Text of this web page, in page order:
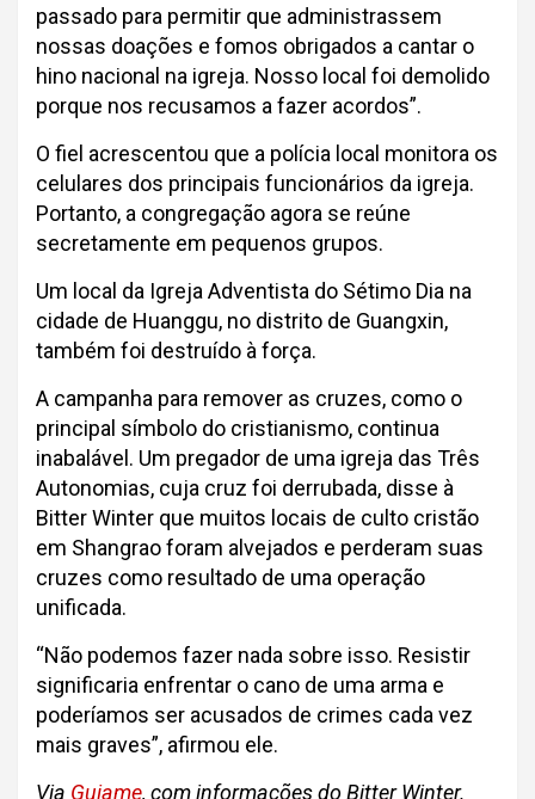
passado para permitir que administrassem
nossas doações e fomos obrigados a cantar o
hino nacional na igreja. Nosso local foi demolido
porque nos recusamos a fazer acordos”.
O fiel acrescentou que a polícia local monitora os
celulares dos principais funcionários da igreja.
Portanto, a congregação agora se reúne
secretamente em pequenos grupos.
Um local da Igreja Adventista do Sétimo Dia na
cidade de Huanggu, no distrito de Guangxin,
também foi destruído à força.
A campanha para remover as cruzes, como o
principal símbolo do cristianismo, continua
inabalável. Um pregador de uma igreja das Três
Autonomias, cuja cruz foi derrubada, disse à
Bitter Winter que muitos locais de culto cristão
em Shangrao foram alvejados e perderam suas
cruzes como resultado de uma operação
unificada.
“Não podemos fazer nada sobre isso. Resistir
significaria enfrentar o cano de uma arma e
poderíamos ser acusados ​​de crimes cada vez
mais graves”, afirmou ele.
Via Guiame, com informações do Bitter Winter.